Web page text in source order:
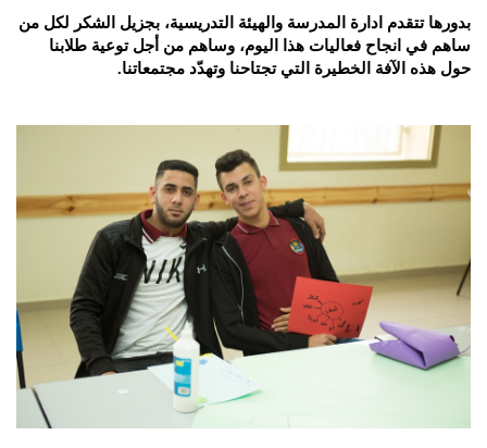
بدورها تتقدم ادارة المدرسة والهيئة التدريسية، بجزيل الشكر لكل من
ساهم في انجاح فعاليات هذا اليوم، وساهم من أجل توعية طلابنا
حول هذه الآفة الخطيرة التي تجتاحنا وتهدّد مجتمعاتنا.